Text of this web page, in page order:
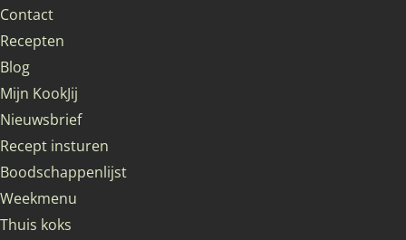
Contact
Recepten
Blog
Mijn KookJij
Nieuwsbrief
Recept insturen
Boodschappenlijst
Weekmenu
Thuis koks